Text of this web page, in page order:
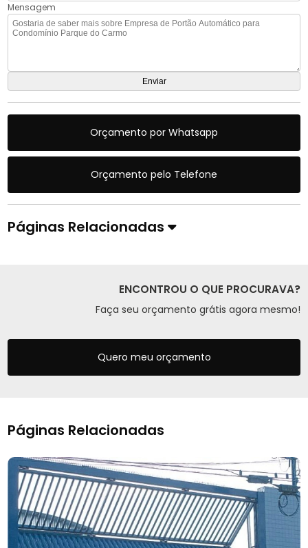
Mensagem
Orçamento por Whatsapp
Orçamento pelo Telefone
Páginas Relacionadas
ENCONTROU O QUE PROCURAVA?
Faça seu orçamento grátis agora mesmo!
Quero meu orçamento
Páginas Relacionadas